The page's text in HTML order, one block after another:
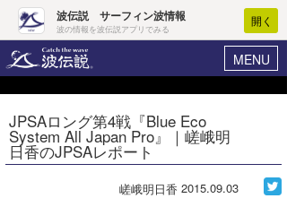
波伝説 サーフィン波情報
波の情報を波伝説アプリでみる
開く
MENU
ヘルプ マイホーム
ログイン
JPSAロング第4戦『Blue Eco
System All Japan Pro』｜嵯峨明
日香のJPSAレポート
嵯峨明日香 2015.09.03
Core Surf Japan
コンテスト
ファッション/グッズ